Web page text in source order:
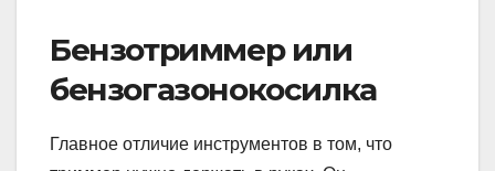
Бензотриммер или
бензогазонокосилка
Главное отличие инструментов в том, что